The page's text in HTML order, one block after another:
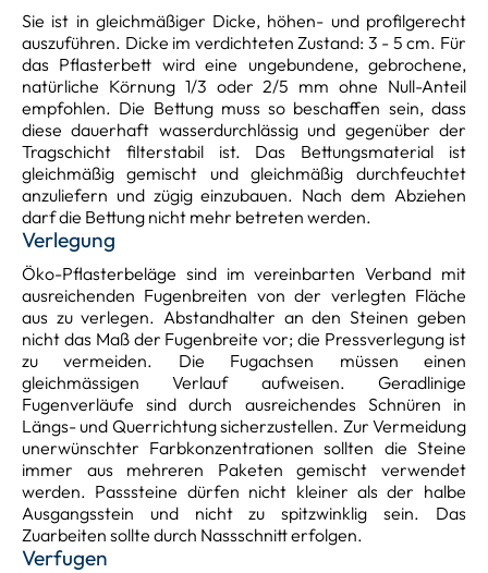
Sie ist in gleichmäßiger Dicke, höhen- und profilgerecht
auszuführen. Dicke im verdichteten Zustand: 3 - 5 cm. Für
das Pflasterbett wird eine ungebundene, gebrochene,
natürliche Körnung 1/3 oder 2/5 mm ohne Null-Anteil
empfohlen. Die Bettung muss so beschaffen sein, dass
diese dauerhaft wasserdurchlässig und gegenüber der
Tragschicht filterstabil ist. Das Bettungsmaterial ist
gleichmäßig gemischt und gleichmäßig durchfeuchtet
anzuliefern und zügig einzubauen. Nach dem Abziehen
darf die Bettung nicht mehr betreten werden.
Verlegung
Öko-Pflasterbeläge sind im vereinbarten Verband mit
ausreichenden Fugenbreiten von der verlegten Fläche
aus zu verlegen. Abstandhalter an den Steinen geben
nicht das Maß der Fugenbreite vor; die Pressverlegung ist
zu vermeiden. Die Fugachsen müssen einen
gleichmässigen Verlauf aufweisen. Geradlinige
Fugenverläufe sind durch ausreichendes Schnüren in
Längs- und Querrichtung sicherzustellen. Zur Vermeidung
unerwünschter Farbkonzentrationen sollten die Steine
immer aus mehreren Paketen gemischt verwendet
werden. Passsteine dürfen nicht kleiner als der halbe
Ausgangsstein und nicht zu spitzwinklig sein. Das
Zuarbeiten sollte durch Nassschnitt erfolgen.
Verfugen